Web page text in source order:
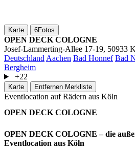
Karte 6Fotos
OPEN DECK COLOGNE
Josef-Lammerting-Allee 17-19, 50933
Deutschland Aachen Bad Honnef Bad
Bergheim
+22
Karte Entfernen Merkliste
Eventlocation auf Rädern aus Köln
OPEN DECK COLOGNE
OPEN DECK COLOGNE – die
Eventlocation aus Köln